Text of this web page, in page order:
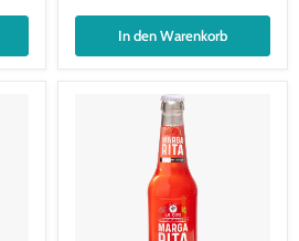
In den Warenkorb